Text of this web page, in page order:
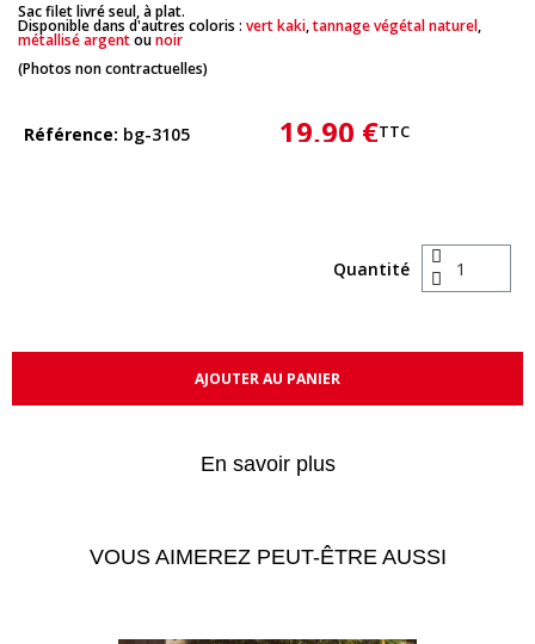
Sac filet livré seul, à plat.
Disponible dans d'autres coloris : vert kaki,tannage végétal naturel,
métallisé argentounoir
(Photos non contractuelles)
Référence bg-3105 19,90 €TTC
Quantité
AJOUTER AU PANIER
En savoir plus
VOUS AIMEREZ PEUT-ÊTRE AUSSI